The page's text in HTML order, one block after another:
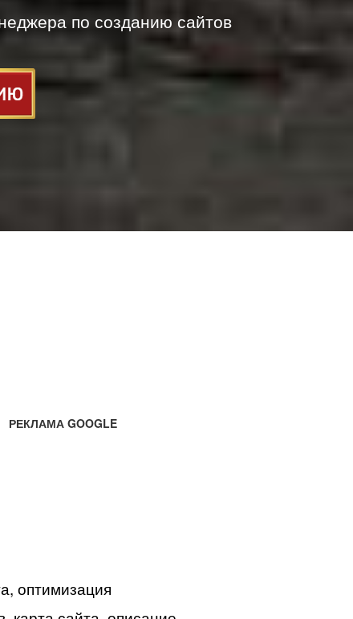
по созданию сайтов
РЕКЛАМА GOOGLE
оптимизация